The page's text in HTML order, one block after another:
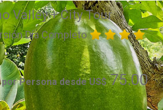
Valley + City Tour
Día Completo
por Persona desde US$75.00